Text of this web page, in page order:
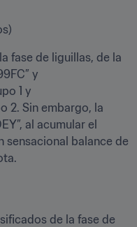
fase de liguillas, de la
y
1 y
2. Sin embargo, la
al acumular el
sensacional balance de
de la fase de